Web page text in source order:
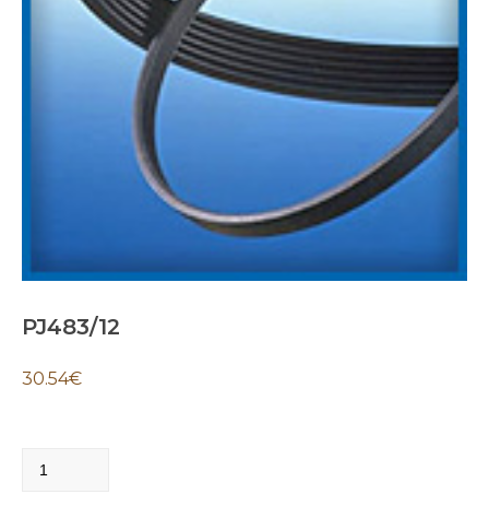
PJ483/12
30.54€
PJ483/12